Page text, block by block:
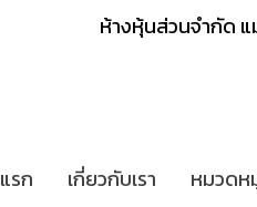
ห้างหุ้นส่วนจำกัด แ
รก เกี่ยวกับเรา หมวด